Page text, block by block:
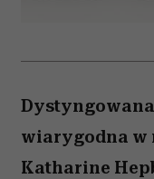
wiarygodna w
Katharine